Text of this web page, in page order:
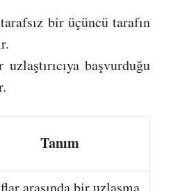
bir üçüncü tarafın
başvurduğu
Tanım
arasında bir uzlaşma